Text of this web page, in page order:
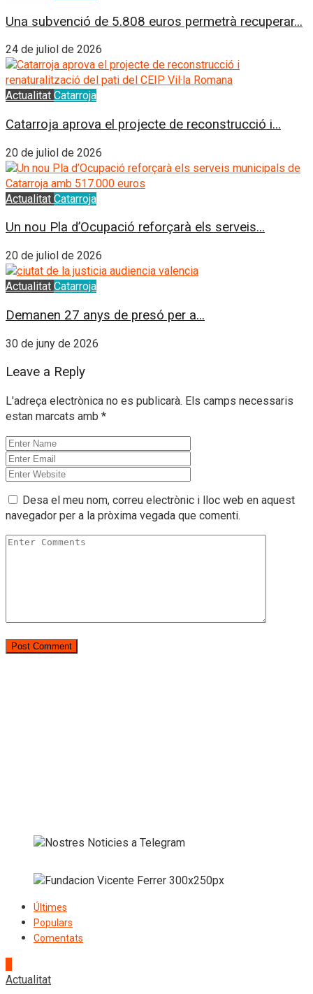
Una subvenció de 5.808 euros permetrà recuperar...
24 de juliol de 2026
Actualitat Catarroja
Catarroja aprova el projecte de reconstrucció i...
20 de juliol de 2026
Actualitat Catarroja
Un nou Pla d’Ocupació reforçarà els serveis...
20 de juliol de 2026
Actualitat Catarroja
Demanen 27 anys de presó per a...
30 de juny de 2026
Leave a Reply
L'adreça electrònica no es publicarà. Els camps necessaris
estan marcats amb *
Desa el meu nom, correu electrònic i lloc web en aquest
navegador per a la pròxima vegada que comenti.
Últimes
Populars
Comentats
Actualitat